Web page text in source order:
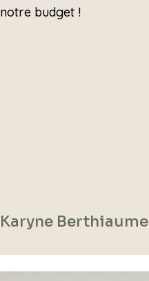
notre budget !
Karyne Berthiaume